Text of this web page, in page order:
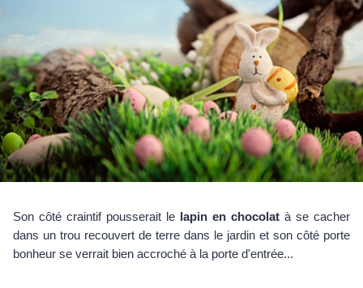
Son côté craintif pousserait le lapin en chocolat à se cacher
dans un trou recouvert de terre dans le jardin et son côté porte
bonheur se verrait bien accroché à la porte d'entrée...